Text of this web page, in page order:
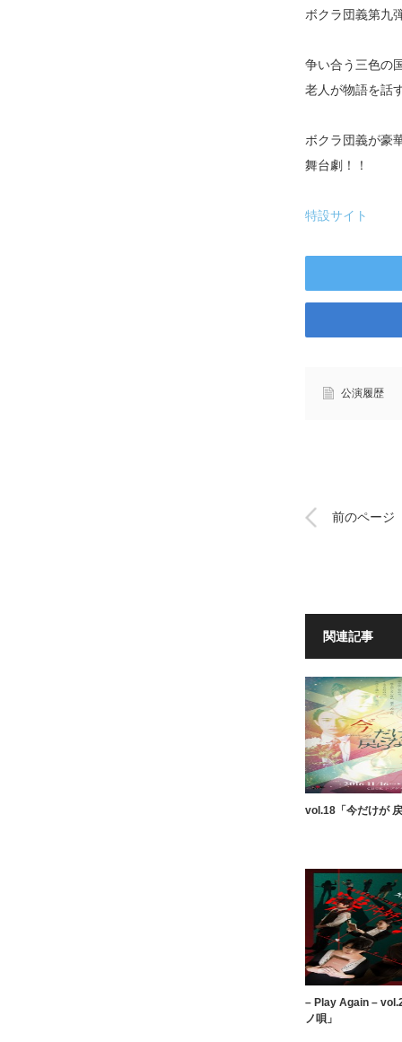
ボクラ団義第九
争い合う三色の
老人が物語を話
ボクラ団義が豪
舞台劇！！
特設サイト
公演履歴
前のページ
関連記事
vol.18「今だけが
– Play Again –
ノ唄」